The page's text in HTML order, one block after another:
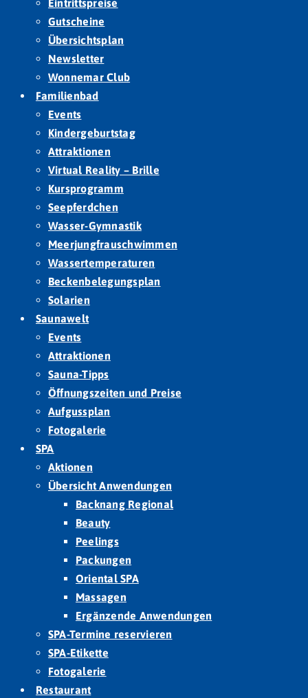
Eintrittspreise
Gutscheine
Übersichtsplan
Newsletter
Wonnemar Club
Familienbad
Events
Kindergeburtstag
Attraktionen
Virtual Reality – Brille
Kursprogramm
Seepferdchen
Wasser-Gymnastik
Meerjungfrauschwimmen
Wassertemperaturen
Beckenbelegungsplan
Solarien
Saunawelt
Events
Attraktionen
Sauna-Tipps
Öffnungszeiten und Preise
Aufgussplan
Fotogalerie
SPA
Aktionen
Übersicht Anwendungen
Backnang Regional
Beauty
Peelings
Packungen
Oriental SPA
Massagen
Ergänzende Anwendungen
SPA-Termine reservieren
SPA-Etikette
Fotogalerie
Restaurant